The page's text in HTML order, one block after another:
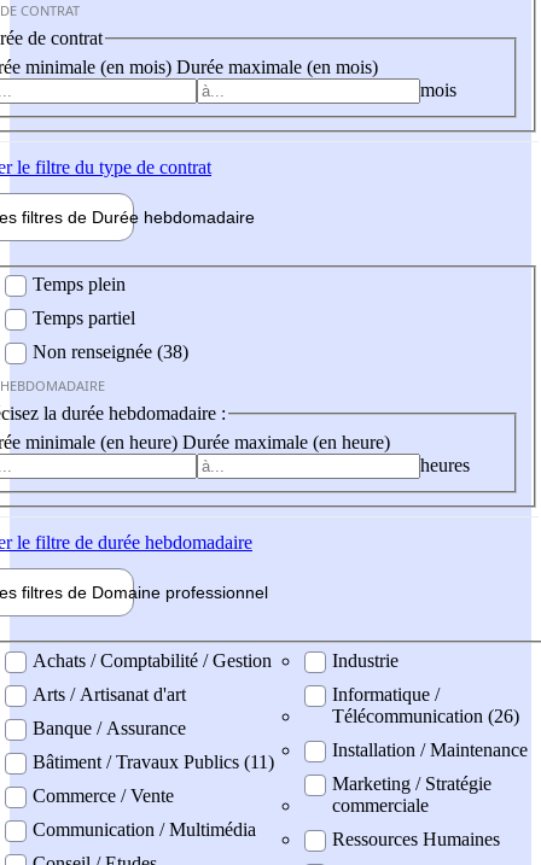
CONTRAT
de contrat
minimale (en mois) Durée maximale (en mois)
mois
le filtre du type de contrat
filtres de Durée hebdomadaire
Temps plein
Temps partiel
Non renseignée (38)
la durée hebdomadaire :
minimale (en heure) Durée maximale (en heure)
heures
le filtre de durée hebdomadaire
filtres de Domaine professionnel
professionel
Achats / Comptabilité / Gestion
Arts / Artisanat d'art
Banque / Assurance
Bâtiment / Travaux Publics (11)
Commerce / Vente
Communication / Multimédia
Industrie
Informatique /
Télécommunication (26)
Installation / Maintenance
Marketing / Stratégie
commerciale
Ressources Humaines